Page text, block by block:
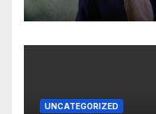
UNCATEGORIZED